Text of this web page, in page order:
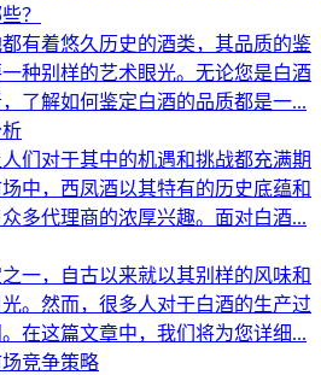
？
有着悠久历史的酒类，其品质的鉴
种别样的艺术眼光。无论您是白酒
了解如何鉴定白酒的品质都是一...
们对于其中的机遇和挑战都充满期
中，西凤酒以其特有的历史底蕴和
多代理商的浓厚兴趣。面对白酒...
一，自古以来就以其别样的风味和
。然而，很多人对于白酒的生产过
在这篇文章中，我们将为您详细...
竞争策略